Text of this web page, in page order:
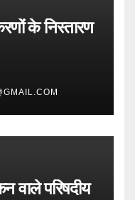
के निस्तारण
वाले परिषदीय